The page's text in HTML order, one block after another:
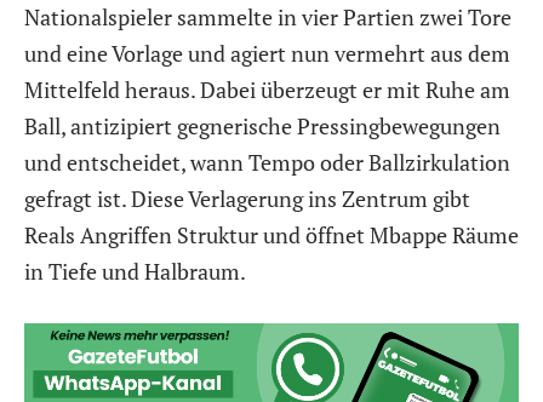
Nationalspieler sammelte in vier Partien zwei Tore
und eine Vorlage und agiert nun vermehrt aus dem
Mittelfeld heraus. Dabei überzeugt er mit Ruhe am
Ball, antizipiert gegnerische Pressingbewegungen
und entscheidet, wann Tempo oder Ballzirkulation
gefragt ist. Diese Verlagerung ins Zentrum gibt
Reals Angriffen Struktur und öffnet Mbappe Räume
in Tiefe und Halbraum.